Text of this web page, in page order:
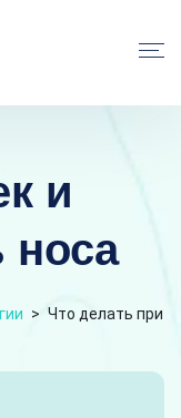
и
носа
> Что делать при